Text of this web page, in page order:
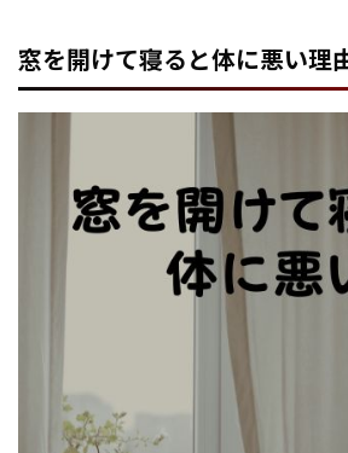
窓を開けて寝ると体に悪い理